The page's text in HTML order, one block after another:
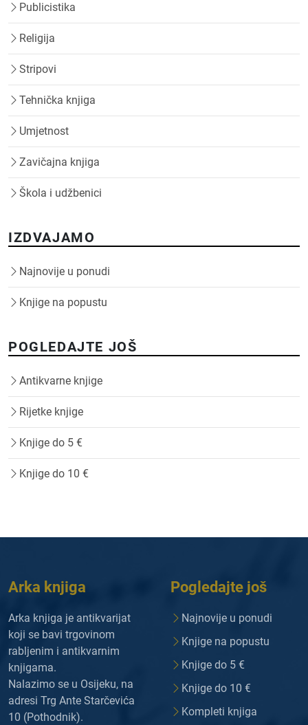
Publicistika
Religija
Stripovi
Tehnička knjiga
Umjetnost
Zavičajna knjiga
Škola i udžbenici
IZDVAJAMO
Najnovije u ponudi
Knjige na popustu
POGLEDAJTE JOŠ
Antikvarne knjige
Rijetke knjige
Knjige do 5 €
Knjige do 10 €
Arka knjiga
Arka knjiga je antikvarijat
koji se bavi trgovinom
rabljenim i antikvarnim
knjigama.
Nalazimo se u Osijeku, na
adresi Trg Ante Starčevića
10 (Pothodnik).
Pogledajte još
Najnovije u ponudi
Knjige na popustu
Knjige do 5 €
Knjige do 10 €
Kompleti knjiga